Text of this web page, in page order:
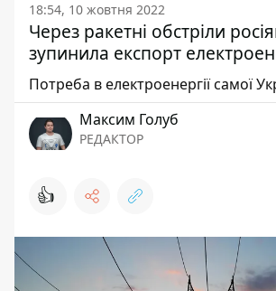
18:54, 10 жовтня 2022
Через ракетні обстріли
зупинила експорт
Потреба в електроенергії самої
Максим Голуб
РЕДАКТОР
👍